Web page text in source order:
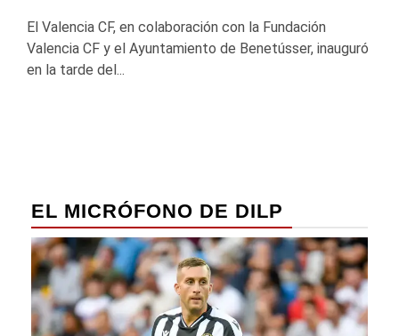
El Valencia CF, en colaboración con la Fundación
Valencia CF y el Ayuntamiento de Benetússer, inauguró
en la tarde del...
EL MICRÓFONO DE DILP